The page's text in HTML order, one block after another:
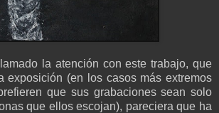
la atención con este trabajo, que
exposición (en los casos más extremos
que sus grabaciones sean solo
que ellos escojan), pareciera que ha